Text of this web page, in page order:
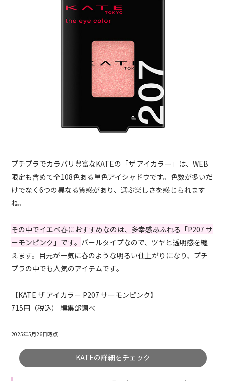
プチプラでカラバリ豊富なKATEの「ザ アイカラー」は、WEB
限定も含めて全108色ある単色アイシャドウです。色数が多いだ
けでなく6つの異なる質感があり、選ぶ楽しさを感じられます
ね。
その中でイエベ春におすすめなのは、多幸感あふれる「P207 サ
ーモンピンク」です。 パールタイプなので、ツヤと透明感を纏
えます。目元が一気に春のような明るい仕上がりになり、プチ
プラの中でも人気のアイテムです。
【KATE ザ アイカラー P207 サーモンピンク】
715円（税込） 編集部調べ
2025年5月26日時点
KATEの詳細をチェック